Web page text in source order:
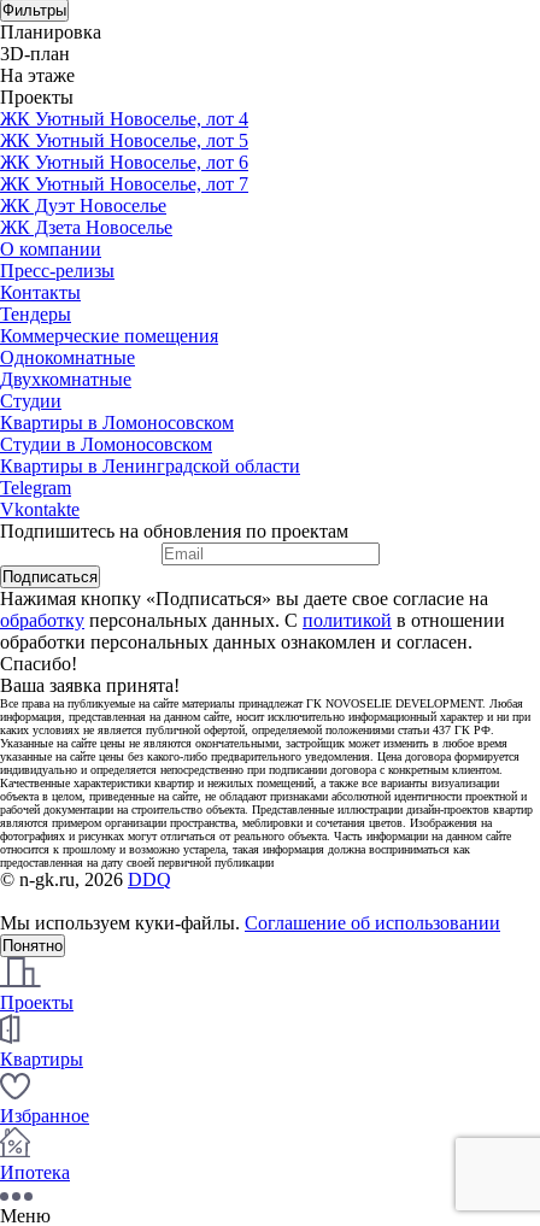
Фильтры
Планировка
3D-план
На этаже
Проекты
ЖК Уютный Новоселье, лот 4
ЖК Уютный Новоселье, лот 5
ЖК Уютный Новоселье, лот 6
ЖК Уютный Новоселье, лот 7
ЖК Дуэт Новоселье
ЖК Дзета Новоселье
О компании
Пресс-релизы
Контакты
Тендеры
Коммерческие помещения
Однокомнатные
Двухкомнатные
Студии
Квартиры в Ломоносовском
Студии в Ломоносовском
Квартиры в Ленинградской области
Telegram
Vkontakte
Подпишитесь на обновления по проектам
Подписаться
Нажимая кнопку «Подписаться» вы даете свое согласие на
обработку персональных данных. С политикой в отношении
обработки персональных данных ознакомлен и согласен.
Спасибо!
Ваша заявка принята!
Все права на публикуемые на сайте материалы принадлежат ГК NOVOSELIE DEVELOPMENT. Любая
информация, представленная на данном сайте, носит исключительно информационный характер и ни при
каких условиях не является публичной офертой, определяемой положениями статьи 437 ГК РФ.
Указанные на сайте цены не являются окончательными, застройщик может изменить в любое время
указанные на сайте цены без какого-либо предварительного уведомления. Цена договора формируется
индивидуально и определяется непосредственно при подписании договора с конкретным клиентом.
Качественные характеристики квартир и нежилых помещений, а также все варианты визуализации
объекта в целом, приведенные на сайте, не обладают признаками абсолютной идентичности проектной и
рабочей документации на строительство объекта. Представленные иллюстрации дизайн-проектов квартир
являются примером организации пространства, меблировки и сочетания цветов. Изображения на
фотографиях и рисунках могут отличаться от реального объекта. Часть информации на данном сайте
относится к прошлому и возможно устарела, такая информация должна восприниматься как
предоставленная на дату своей первичной публикации
© n-gk.ru, 2026 DDQ
Мы используем куки-файлы. Соглашение об использовании
Понятно
Проекты
Квартиры
Избранное
Ипотека
Меню